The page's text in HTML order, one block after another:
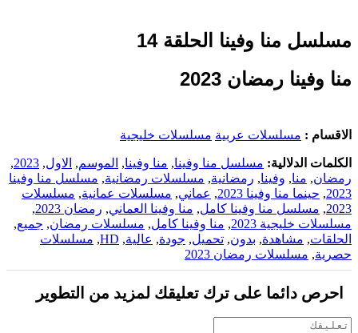
مسلسل منا وفينا الحلقة 14
منا وفينا رمضان 2023
الاقسام : مسلسلات عربية مسلسلات خليجية
الكلمات الدلالية: مسلسل منا وفينا, منا وفينا, الموسم, الاول,
2023
,
رمضان, منا, وفينا, رمضانية, مسلسلات رمضانية, مسلسل منا وفينا
2023
, حينما منا وفينا 2023 , عماني, مسلسلات عمانية, مسلسلات
2023
, مسلسل منا وفينا كامل, منا وفينا العماني, رمضان 2023
,
مسلسلات خليجية 2023
, منا وفينا كامل, مسلسلات رمضان, جميع,
الحلقات, مشاهدة, بدون, تحميل, جودة, عالية,
HD
, مسلسلات
حصرية, مسلسلات رمضان 2023
احرص دائما على ترك تعليقك لمزيد من التطوير